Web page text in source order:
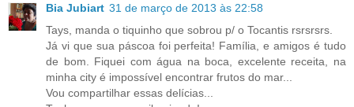
Bia Jubiart 31 de março de 2013 às 22:58
Tays, manda o tiquinho que sobrou p/ o Tocantis rsrsrsrs.
Já vi que sua páscoa foi perfeita! Família, e amigos é tudo
de bom. Fiquei com água na boca, excelente receita, na
minha city é impossível encontrar frutos do mar...
Vou compartilhar essas delícias...